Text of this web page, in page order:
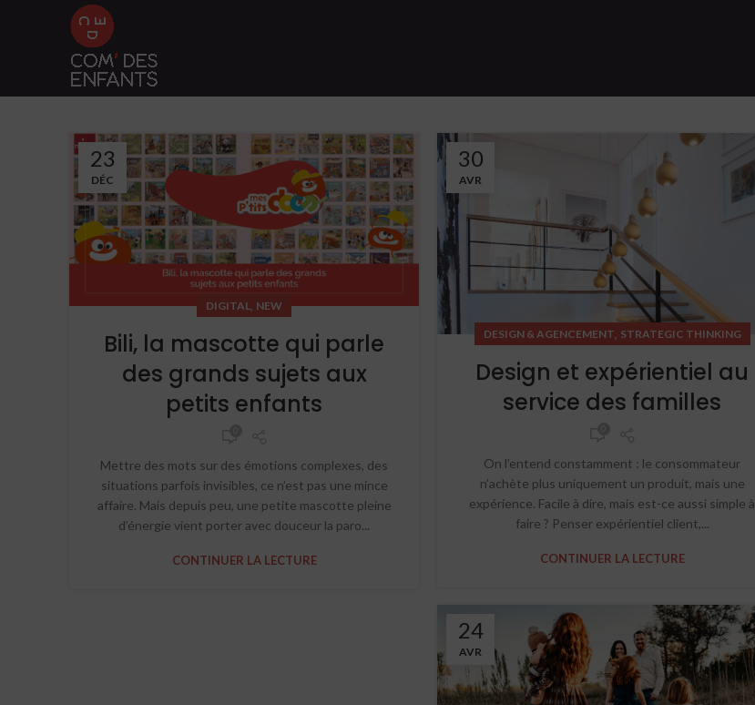
23
DÉC
DIGITAL, NEW
Bili, la mascotte qui parle
des grands sujets aux
petits enfants
Mettre des mots sur des émotions complexes, des
situations parfois invisibles, ce n’est pas une mince
affaire. Mais depuis peu, une petite mascotte pleine
d’énergie vient porter avec douceur la paro...
CONTINUER LA LECTURE
30
AVR
DESIGN & AGENCEMENT, STRATEGIC THINKING
Design et expérientiel au
service des familles
On l’entend constamment : le consommateur
n’achète plus uniquement un produit, mais une
expérience. Facile à dire, mais est-ce aussi simple à
faire ? Penser expérientiel client,...
CONTINUER LA LECTURE
24
AVR